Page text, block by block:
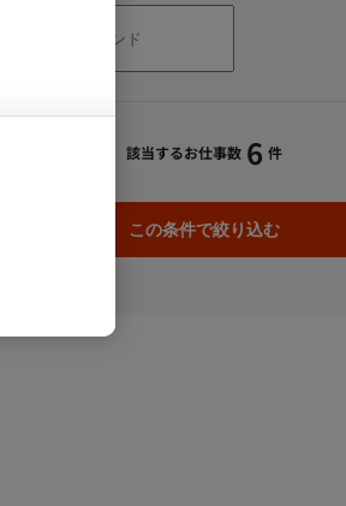
該当するお仕事数 6 件
この条件で絞り込む